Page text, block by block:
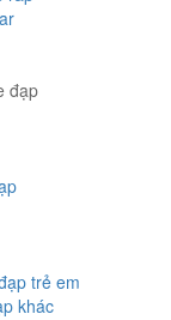
đạp
trẻ em
khác